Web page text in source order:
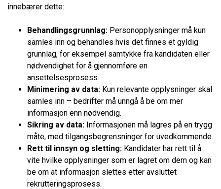
innebærer dette:
Behandlingsgrunnlag: Personopplysninger må kun
samles inn og behandles hvis det finnes et gyldig
grunnlag, for eksempel samtykke fra kandidaten eller
nødvendighet for å gjennomføre en
ansettelsesprosess.
Minimering av data: Kun relevante opplysninger skal
samles inn – bedrifter må unngå å be om mer
informasjon enn nødvendig.
Sikring av data: Informasjonen må lagres på en trygg
måte, med tilgangsbegrensninger for uvedkommende.
Rett til innsyn og sletting: Kandidater har rett til å
vite hvilke opplysninger som er lagret om dem og kan
be om at informasjon slettes etter avsluttet
rekrutteringsprosess.